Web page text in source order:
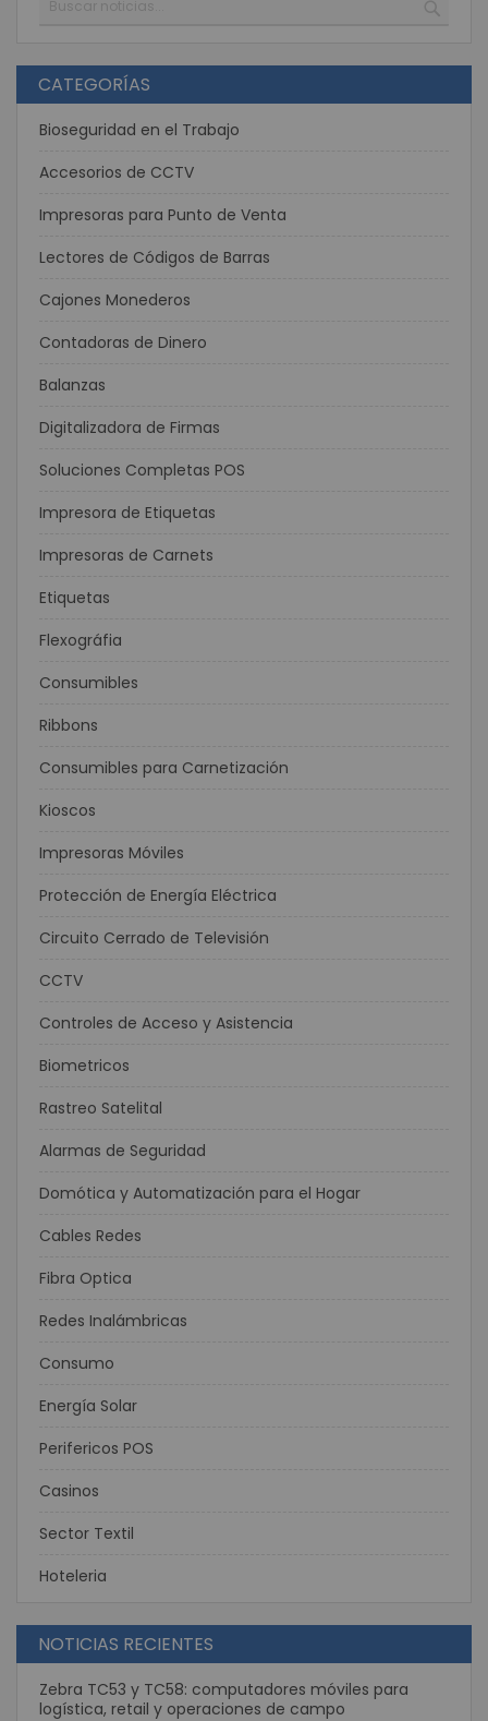
CATEGORÍAS
Bioseguridad en el Trabajo
Accesorios de CCTV
Impresoras para Punto de Venta
Lectores de Códigos de Barras
Cajones Monederos
Contadoras de Dinero
Balanzas
Digitalizadora de Firmas
Soluciones Completas POS
Impresora de Etiquetas
Impresoras de Carnets
Etiquetas
Flexográfia
Consumibles
Ribbons
Consumibles para Carnetización
Kioscos
Impresoras Móviles
Protección de Energía Eléctrica
Circuito Cerrado de Televisión
CCTV
Controles de Acceso y Asistencia
Biometricos
Rastreo Satelital
Alarmas de Seguridad
Domótica y Automatización para el Hogar
Cables Redes
Fibra Optica
Redes Inalámbricas
Consumo
Energía Solar
Perifericos POS
Casinos
Sector Textil
Hoteleria
NOTICIAS RECIENTES
Zebra TC53 y TC58: computadores móviles para
logística, retail y operaciones de campo